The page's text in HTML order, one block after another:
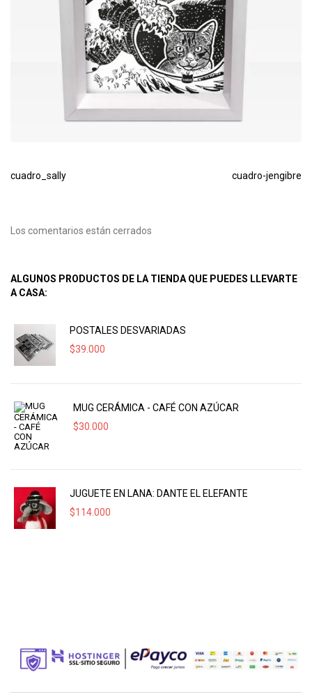
cuadro_sally cuadro-jengibre
Los comentarios están cerrados
ALGUNOS PRODUCTOS DE LA TIENDA QUE PUEDES LLEVARTE
A CASA:
POSTALES DESVARIADAS
$39.000
MUG CERÁMICA - CAFÉ CON AZÚCAR
$30.000
JUGUETE EN LANA: DANTE EL ELEFANTE
$114.000